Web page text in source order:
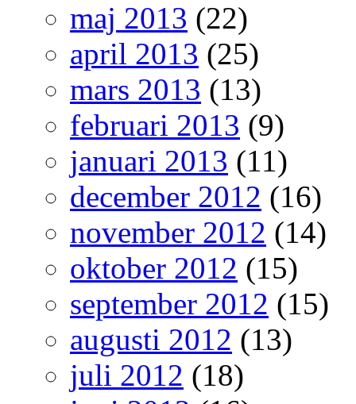
maj 2013 (22)
april 2013 (25)
mars 2013 (13)
februari 2013 (9)
januari 2013 (11)
december 2012 (16)
november 2012 (14)
oktober 2012 (15)
september 2012 (15)
augusti 2012 (13)
juli 2012 (18)